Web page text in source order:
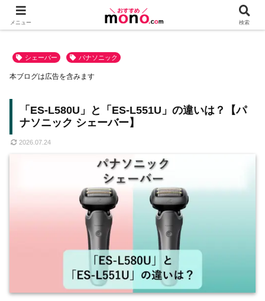
シェーバー パナソニック
「ES-L580U」と「ES-L551U」の違いは？【パ
ナソニック シェーバー】
2026.07.24
本ブログは広告を含みます
メニュー 検索